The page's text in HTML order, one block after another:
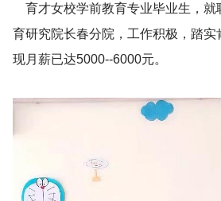
育才女校学前教育专业毕业生，就
育研究院长春分院，工作积极，踏实
现月薪已达5000--6000元。